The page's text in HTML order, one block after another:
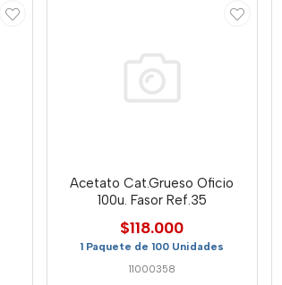
Acetato Cat.Grueso Oficio
100u. Fasor Ref.35
$118.000
1 Paquete de 100 Unidades
11000358